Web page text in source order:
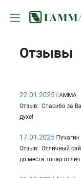
Отзывы
22.01.2025 ГАММА
Отзыв: Спасибо за
духе!
17.01.2025
Отзыв: Отличный
до места.товар